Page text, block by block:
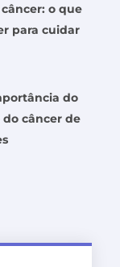
o que
para cuidar
do
do câncer de